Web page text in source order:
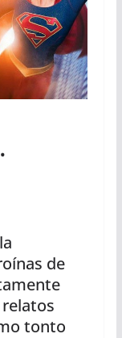
de
tonto